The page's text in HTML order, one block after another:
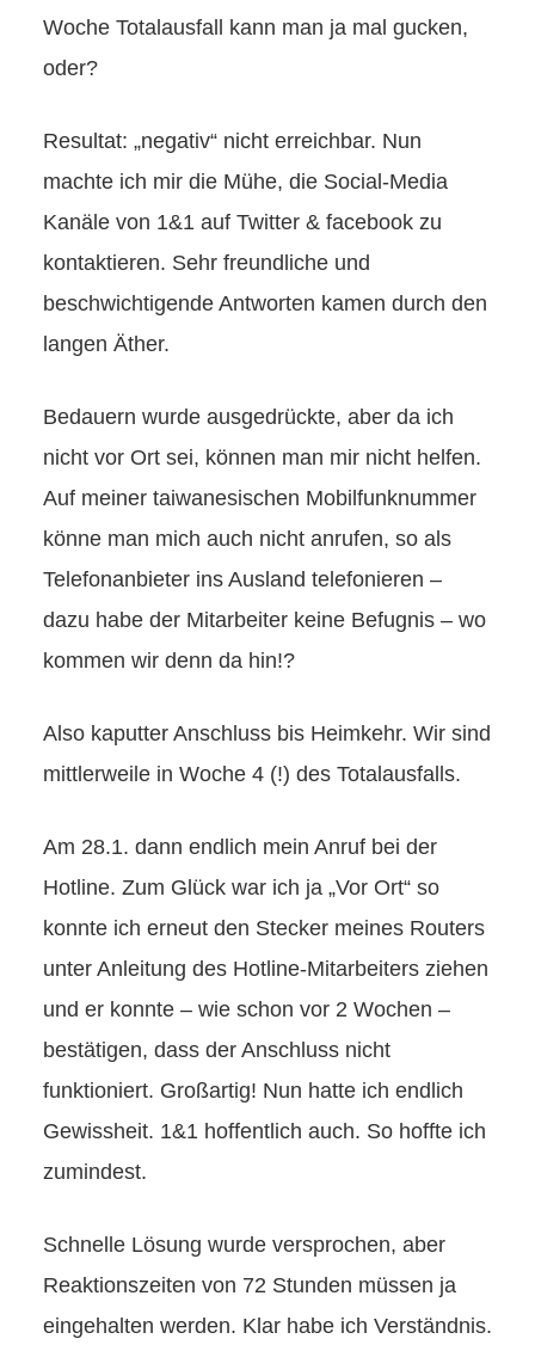
Woche Totalausfall kann man ja mal gucken,
oder?
Resultat: „negativ“ nicht erreichbar. Nun
machte ich mir die Mühe, die Social-Media
Kanäle von 1&1 auf Twitter & facebook zu
kontaktieren. Sehr freundliche und
beschwichtigende Antworten kamen durch den
langen Äther.
Bedauern wurde ausgedrückte, aber da ich
nicht vor Ort sei, können man mir nicht helfen.
Auf meiner taiwanesischen Mobilfunknummer
könne man mich auch nicht anrufen, so als
Telefonanbieter ins Ausland telefonieren –
dazu habe der Mitarbeiter keine Befugnis – wo
kommen wir denn da hin!?
Also kaputter Anschluss bis Heimkehr. Wir sind
mittlerweile in Woche 4 (!) des Totalausfalls.
Am 28.1. dann endlich mein Anruf bei der
Hotline. Zum Glück war ich ja „Vor Ort“ so
konnte ich erneut den Stecker meines Routers
unter Anleitung des Hotline-Mitarbeiters ziehen
und er konnte – wie schon vor 2 Wochen –
bestätigen, dass der Anschluss nicht
funktioniert. Großartig! Nun hatte ich endlich
Gewissheit. 1&1 hoffentlich auch. So hoffte ich
zumindest.
Schnelle Lösung wurde versprochen, aber
Reaktionszeiten von 72 Stunden müssen ja
eingehalten werden. Klar habe ich Verständnis.